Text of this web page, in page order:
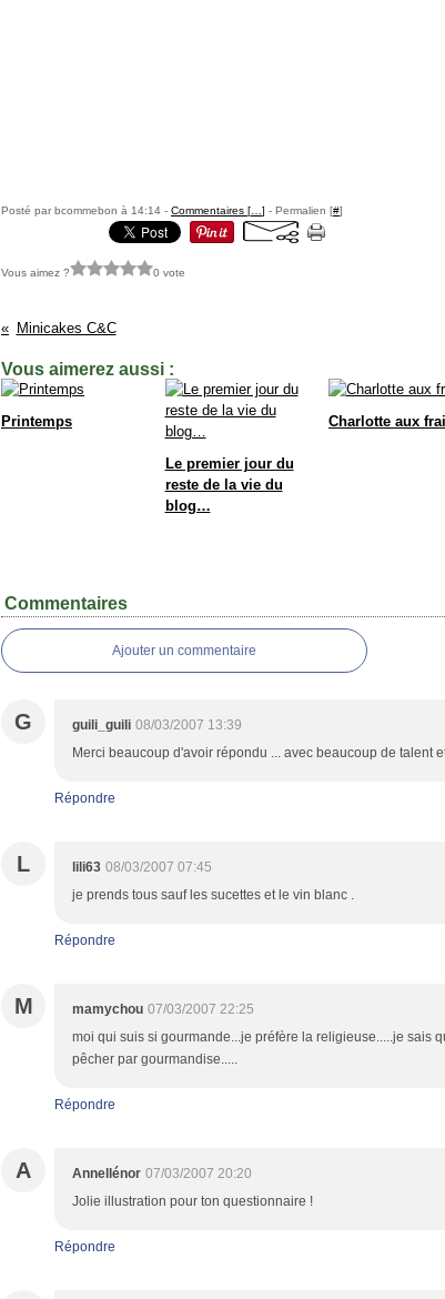
Posté par bcommebon à 14:14 - Commentaires [ ] - Permalien [#]
Vous aimez ? 0 vote
Minicakes C&C
Vous aimerez aussi :
Printemps
Le premier jour du
reste de la vie du
blog…
Charlotte aux
Commentaires
Ajouter un commentaire
G guili_guili 08/03/2007 13:39
Merci beaucoup d'avoir répondu ... avec beaucoup de talent
Répondre
L lili63 08/03/2007 07:45
je prends tous sauf les sucettes et le vin blanc .
Répondre
M mamychou 07/03/2007 22:25
moi qui suis si gourmande...je préfère la religieuse.....je sais
pêcher par gourmandise.....
Répondre
A Annellénor 07/03/2007 20:20
Jolie illustration pour ton questionnaire !
Répondre